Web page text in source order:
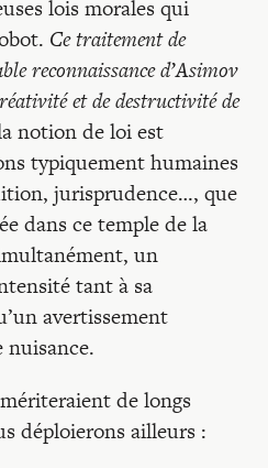
lois morales qui
Ce traitement de
reconnaissance d’Asimov
et de destructivité de
notion de loi est
typiquement humaines
jurisprudence…, que
dans ce temple de la
un
tant à sa
avertissement
nuisance.
de longs
déploierons ailleurs :